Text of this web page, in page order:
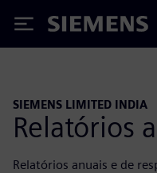
Siemens
SIEMENS LIMITED INDIA
Relatórios
Relatórios anuais e de